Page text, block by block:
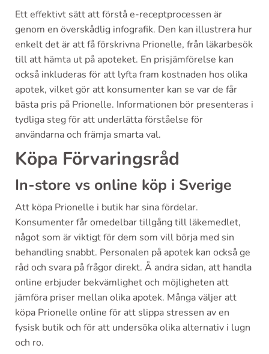
Ett effektivt sätt att förstå e-receptprocessen är
genom en överskådlig infografik. Den kan illustrera hur
enkelt det är att få förskrivna Prionelle, från läkarbesök
till att hämta ut på apoteket. En prisjämförelse kan
också inkluderas för att lyfta fram kostnaden hos olika
apotek, vilket gör att konsumenter kan se var de får
bästa pris på Prionelle. Informationen bör presenteras i
tydliga steg för att underlätta förståelse för
användarna och främja smarta val.
Köpa Förvaringsråd
In-store vs online köp i Sverige
Att köpa Prionelle i butik har sina fördelar.
Konsumenter får omedelbar tillgång till läkemedlet,
något som är viktigt för dem som vill börja med sin
behandling snabbt. Personalen på apotek kan också ge
råd och svara på frågor direkt. Å andra sidan, att handla
online erbjuder bekvämlighet och möjligheten att
jämföra priser mellan olika apotek. Många väljer att
köpa Prionelle online för att slippa stressen av en
fysisk butik och för att undersöka olika alternativ i lugn
och ro.